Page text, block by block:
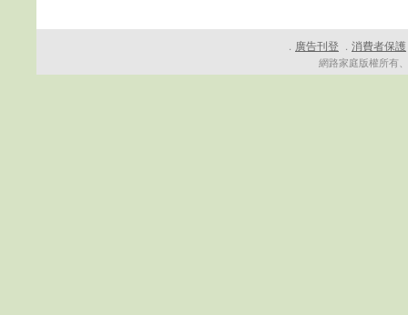
． 廣告刊登 ． 消費者保護
網路家庭版權所有